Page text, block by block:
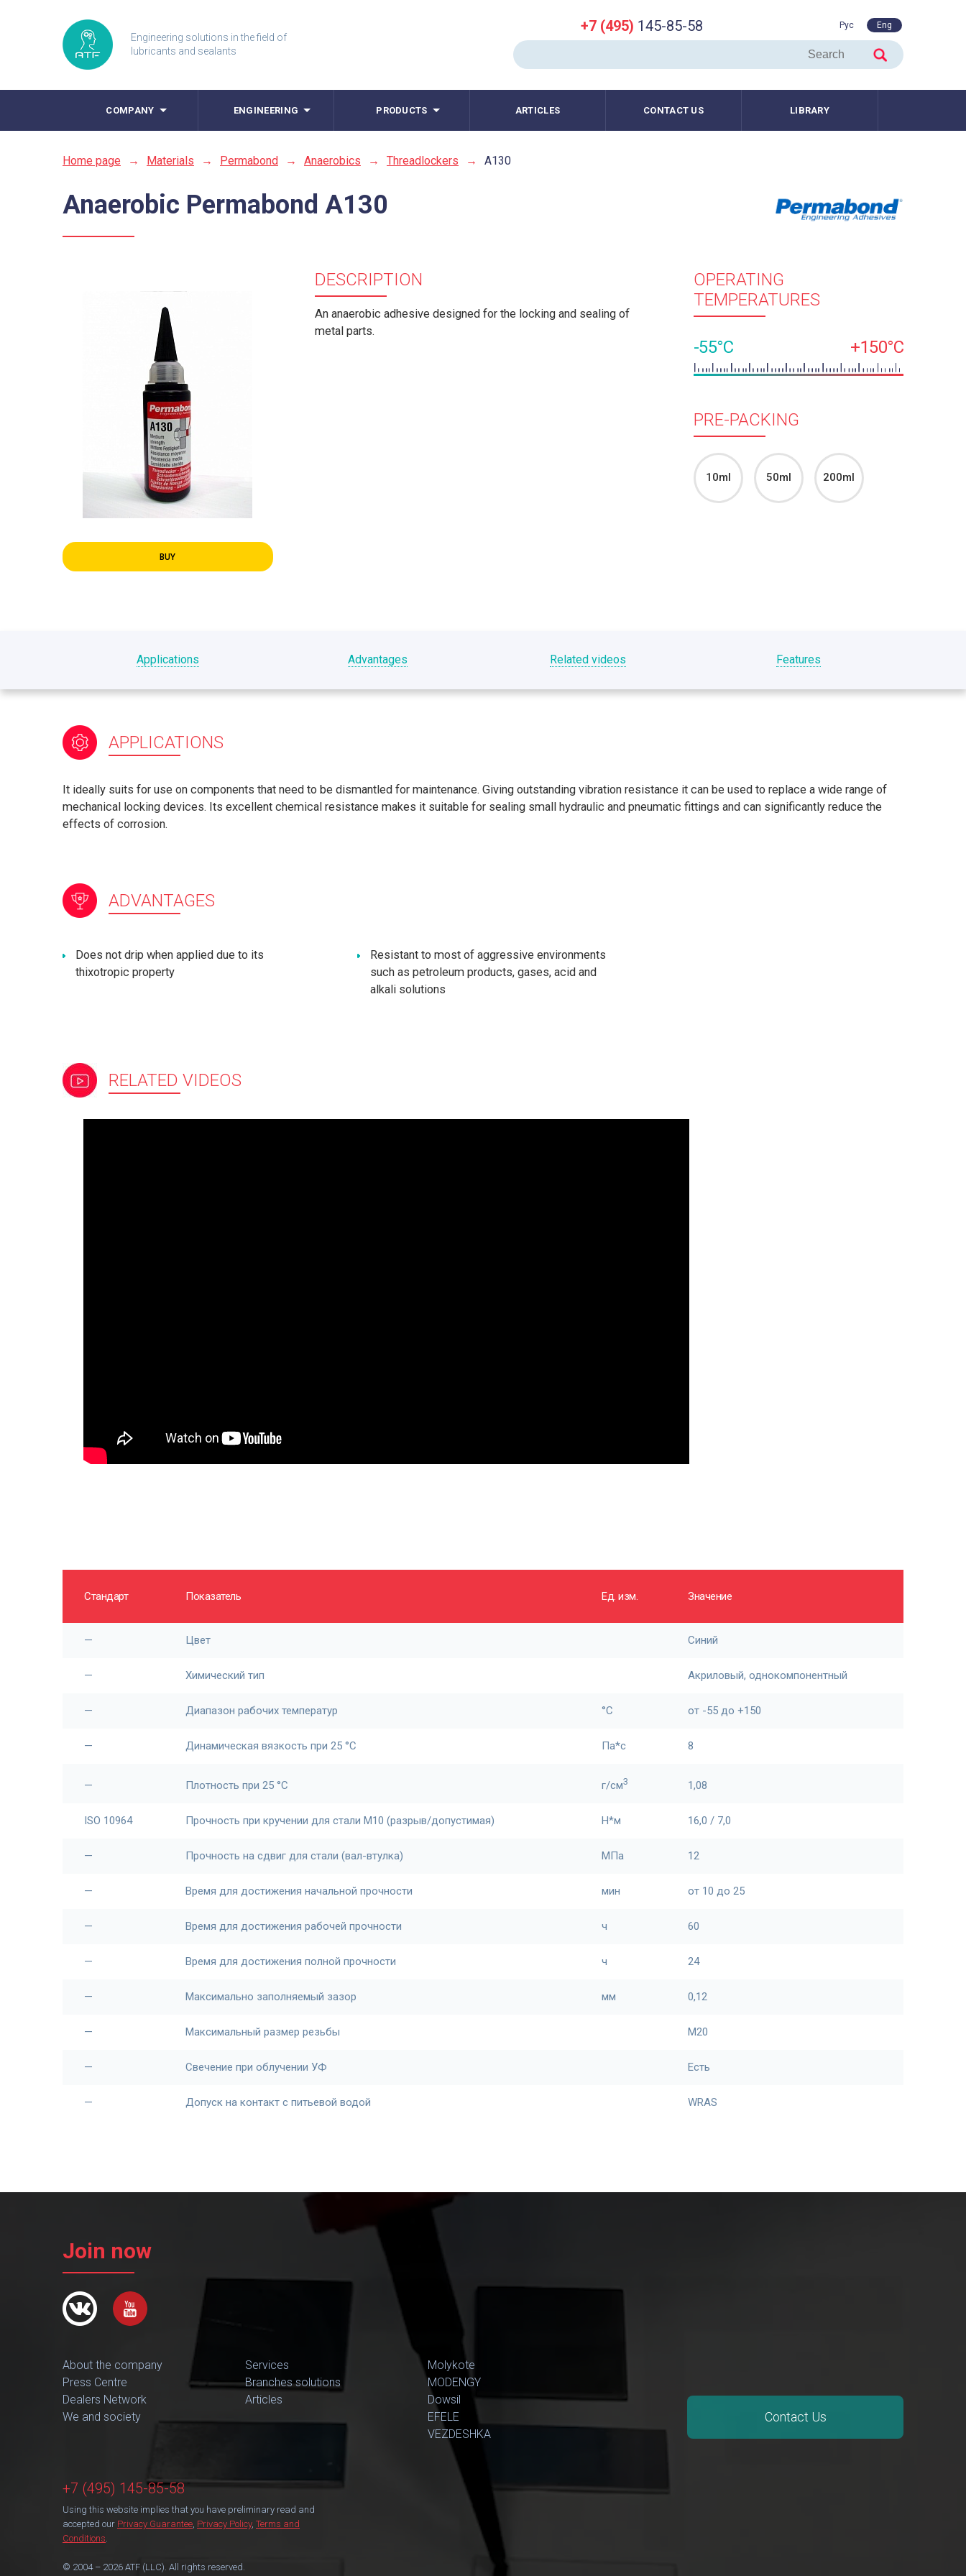
Engineering solutions in the field of
lubricants and sealants
+7 (495) 145-85-58 Рус Eng
COMPANY ENGINEERING PRODUCTS ARTICLES CONTACT US LIBRARY
Home page → Materials → Permabond → Anaerobics → Threadlockers → A130
Anaerobic Permabond A130
BUY
DESCRIPTION
An anaerobic adhesive designed for the locking and sealing of
metal parts.
OPERATING
TEMPERATURES
-55°C +150°C
PRE-PACKING
10ml 50ml 200ml
Applications Advantages Related videos Features
APPLICATIONS
It ideally suits for use on components that need to be dismantled for maintenance. Giving outstanding vibration resistance it can be used to replace a wide range of
mechanical locking devices. Its excellent chemical resistance makes it suitable for sealing small hydraulic and pneumatic fittings and can significantly reduce the
effects of corrosion.
ADVANTAGES
Does not drip when applied due to its
thixotropic property
Resistant to most of aggressive environments
such as petroleum products, gases, acid and
alkali solutions
RELATED VIDEOS
Стандарт Показатель Ед. изм. Значение
— Цвет Синий
— Химический тип Акриловый, однокомпонентный
— Диапазон рабочих температур °С от -55 до +150
— Динамическая вязкость при 25 °С Па*с 8
— Плотность при 25 °С г/см3 1,08
ISO 10964 Прочность при кручении для стали М10 (разрыв/допустимая) Н*м 16,0 / 7,0
— Прочность на сдвиг для стали (вал-втулка) МПа 12
— Время для достижения начальной прочности мин от 10 до 25
— Время для достижения рабочей прочности ч 60
— Время для достижения полной прочности ч 24
— Максимально заполняемый зазор мм 0,12
— Максимальный размер резьбы М20
— Свечение при облучении УФ Есть
— Допуск на контакт с питьевой водой WRAS
Join now
About the company
Press Centre
Dealers Network
We and society
Services
Branches solutions
Articles
Molykote
MODENGY
Dowsil
EFELE
VEZDESHKA
+7 (495) 145-85-58
Contact Us
Using this website implies that you have preliminary read and
accepted our Privacy Guarantee, Privacy Policy, Terms and
Conditions.
© 2004 – 2026 ATF (LLC). All rights reserved.